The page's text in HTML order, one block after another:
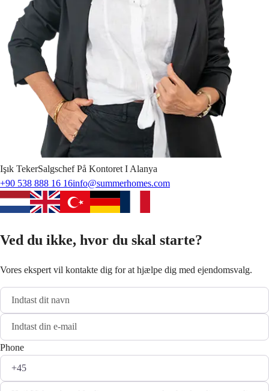
Işık TekerSalgschef På Kontoret I Alanya
+90 538 888 16 16info@summerhomes.com
Ved du ikke, hvor du skal starte?
Vores ekspert vil kontakte dig for at hjælpe dig med ejendomsvalg.
Phone